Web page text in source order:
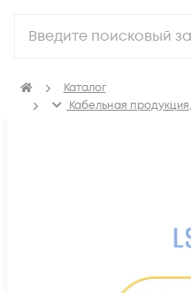
Каталог
Кабельная